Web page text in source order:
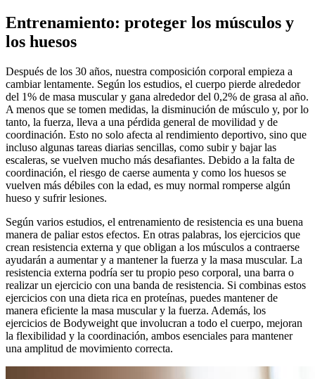
Entrenamiento: proteger los músculos y
los huesos
Después de los 30 años, nuestra composición corporal empieza a
cambiar lentamente. Según los estudios, el cuerpo pierde alrededor
del 1% de masa muscular y gana alrededor del 0,2% de grasa al año.
A menos que se tomen medidas, la disminución de músculo y, por lo
tanto, la fuerza, lleva a una pérdida general de movilidad y de
coordinación. Esto no solo afecta al rendimiento deportivo, sino que
incluso algunas tareas diarias sencillas, como subir y bajar las
escaleras, se vuelven mucho más desafiantes. Debido a la falta de
coordinación, el riesgo de caerse aumenta y como los huesos se
vuelven más débiles con la edad, es muy normal romperse algún
hueso y sufrir lesiones.
Según varios estudios, el entrenamiento de resistencia es una buena
manera de paliar estos efectos. En otras palabras, los ejercicios que
crean resistencia externa y que obligan a los músculos a contraerse
ayudarán a aumentar y a mantener la fuerza y la masa muscular. La
resistencia externa podría ser tu propio peso corporal, una barra o
realizar un ejercicio con una banda de resistencia. Si combinas estos
ejercicios con una dieta rica en proteínas, puedes mantener de
manera eficiente la masa muscular y la fuerza. Además, los
ejercicios de Bodyweight que involucran a todo el cuerpo, mejoran
la flexibilidad y la coordinación, ambos esenciales para mantener
una amplitud de movimiento correcta.